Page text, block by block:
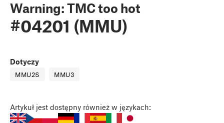
Warning: TMC too hot
#04201 (MMU)
Dotyczy
MMU2S MMU3
Artykuł jest dostępny również w językach: